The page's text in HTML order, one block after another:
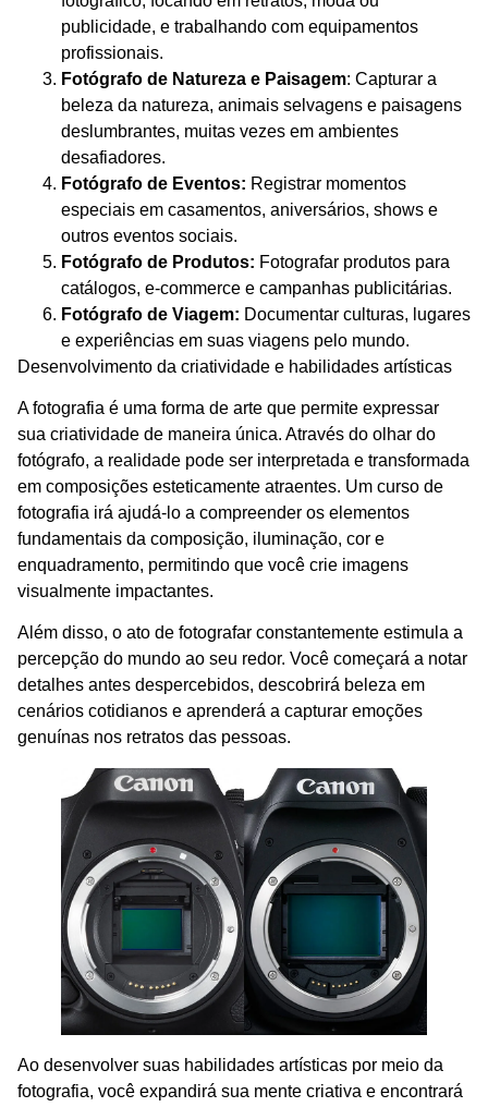
publicidade, e trabalhando com equipamentos
profissionais.
Fotógrafo de Natureza e Paisagem: Capturar a
beleza da natureza, animais selvagens e paisagens
deslumbrantes, muitas vezes em ambientes
desafiadores.
Fotógrafo de Eventos: Registrar momentos
especiais em casamentos, aniversários, shows e
outros eventos sociais.
Fotógrafo de Produtos: Fotografar produtos para
catálogos, e-commerce e campanhas publicitárias.
Fotógrafo de Viagem: Documentar culturas, lugares
e experiências em suas viagens pelo mundo.
Desenvolvimento da criatividade e habilidades artísticas
A fotografia é uma forma de arte que permite expressar
sua criatividade de maneira única. Através do olhar do
fotógrafo, a realidade pode ser interpretada e transformada
em composições esteticamente atraentes. Um curso de
fotografia irá ajudá-lo a compreender os elementos
fundamentais da composição, iluminação, cor e
enquadramento, permitindo que você crie imagens
visualmente impactantes.
Além disso, o ato de fotografar constantemente estimula a
percepção do mundo ao seu redor. Você começará a notar
detalhes antes despercebidos, descobrirá beleza em
cenários cotidianos e aprenderá a capturar emoções
genuínas nos retratos das pessoas.
Ao desenvolver suas habilidades artísticas por meio da
fotografia, você expandirá sua mente criativa e encontrará